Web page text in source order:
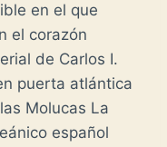
en el que
el corazón
de Carlos I.
puerta atlántica
Molucas La
español